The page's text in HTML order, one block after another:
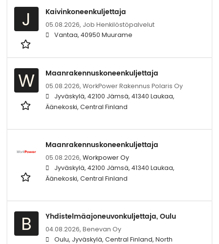
J Kaivinkoneenkuljettaja
05.08.2026, Job Henkilöstöpalvelut
Vantaa, 40950 Muurame
W Maanrakennuskoneenkuljettaja
05.08.2026, WorkPower Rakennus Polaris Oy
Jyväskylä, 42100 Jämsä, 41340 Laukaa,
Äänekoski, Central Finland
Maanrakennuskoneenkuljettaja
05.08.2026, Workpower Oy
Jyväskylä, 42100 Jämsä, 41340 Laukaa,
Äänekoski, Central Finland
B Yhdistelmäajoneuvonkuljettaja, Oulu
04.08.2026, Benevan Oy
Oulu, Jyväskylä, Central Finland, North